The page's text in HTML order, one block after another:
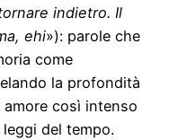
indietro. Il
ehi»): parole che
come
la profondità
amore così intenso
del tempo.